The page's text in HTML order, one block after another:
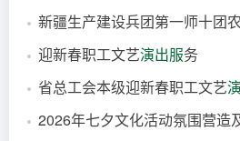
迎新春职工文艺演出服务
省总工会本级迎新春职工文艺
2026年七夕文化活动氛围营造